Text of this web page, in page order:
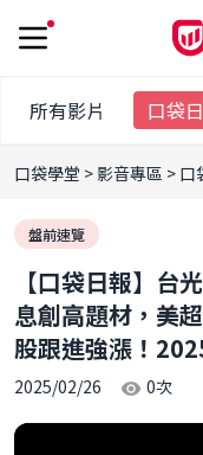
所有影片 口袋
口袋學堂 影音專區 口
盤前速覽
【口袋日報】台
息創高題材，美
股跟進強漲！
2025/02/26 0次